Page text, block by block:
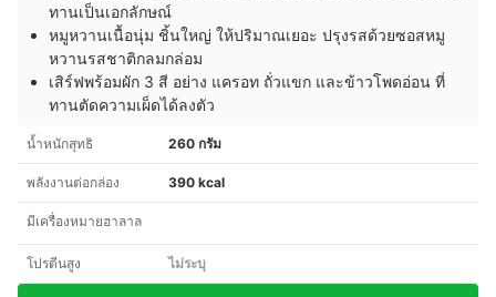
ทานเป็นเอกลักษณ์
หมูหวานเนื้อนุ่ม ชิ้นใหญ่ ให้ปริมาณเยอะ ปรุงรสด้วยซอสหมู
หวานรสชาติกลมกล่อม
เสิร์ฟพร้อมผัก 3 สี อย่าง แครอท ถั่วแขก และข้าวโพดอ่อน ที่
ทานตัดความเผ็ดได้ลงตัว
น้ำหนักสุทธิ 260 กรัม
พลังงานต่อกล่อง 390 kcal
มีเครื่องหมายฮาลาล
โปรตีนสูง ไม่ระบุ